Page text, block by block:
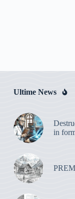
Ultime News
in